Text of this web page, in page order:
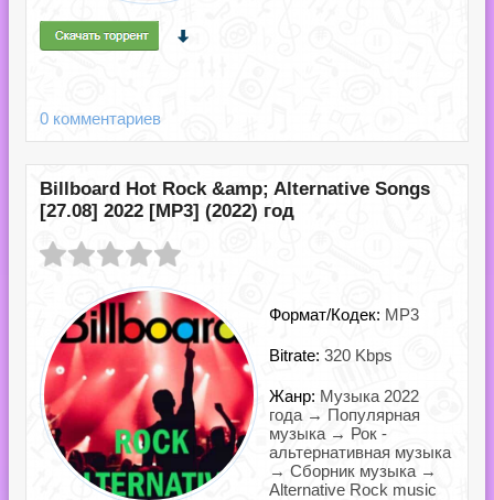
0 комментариев
Billboard Hot Rock &amp; Alternative Songs
[27.08] 2022 [MP3] (2022) год
Формат/Кодек: MP3
Bitrate: 320 Kbps
Жанр: Музыка 2022
года → Популярная
музыка → Рок -
альтернативная музыка
→ Сборник музыка →
Alternative Rock music